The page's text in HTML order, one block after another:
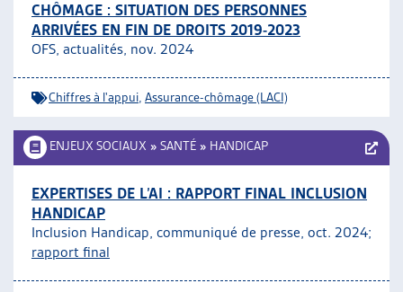
CHÔMAGE : SITUATION DES PERSONNES
ARRIVÉES EN FIN DE DROITS 2019-2023
OFS, actualités, nov. 2024
Chiffres à l'appui Assurance-chômage (LACI)
ENJEUX SOCIAUX » SANTÉ » HANDICAP
EXPERTISES DE L’AI : RAPPORT FINAL INCLUSION
HANDICAP
Inclusion Handicap, communiqué de presse, oct. 2024;
rapport final